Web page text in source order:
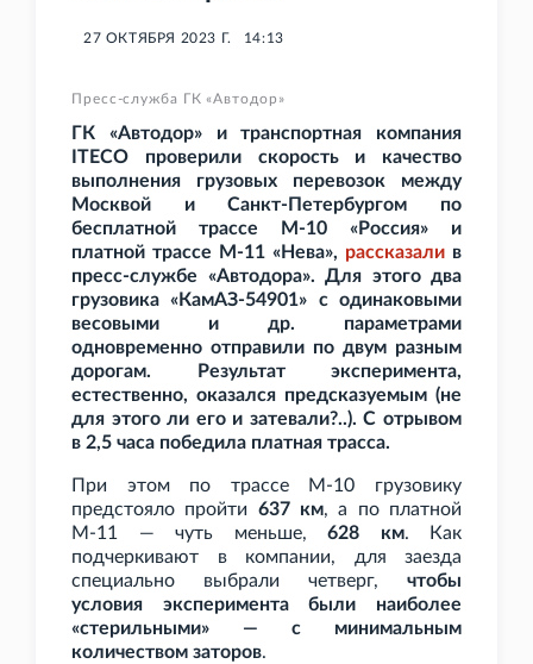
27 ОКТЯБРЯ 2023 Г. 14:13
Пресс-служба ГК «Автодор»
ГК
«Автодор» и транспортная компания
ITECO проверили скорость и качество
выполнения грузовых перевозок между
Москвой и Санкт-Петербургом по
бесплатной трассе М-10 «Россия» и
платной трассе М-11 «Нева», рассказали в
пресс-службе «Автодора». Для этого два
грузовика «КамАЗ-54901» с одинаковыми
весовыми и др. параметрами
одновременно отправили по двум разным
дорогам. Результат эксперимента,
естественно, оказался предсказуемым (не
для этого ли его и затевали?..). С отрывом
в 2,5 часа победила платная трасса.
При этом по трассе М-10 грузовику
предстояло пройти 637 км, а по платной
М-11 — чуть меньше, 628 км. Как
подчеркивают в компании, для заезда
специально выбрали четверг, чтобы
условия эксперимента были наиболее
«стерильными» — с минимальным
количеством заторов.